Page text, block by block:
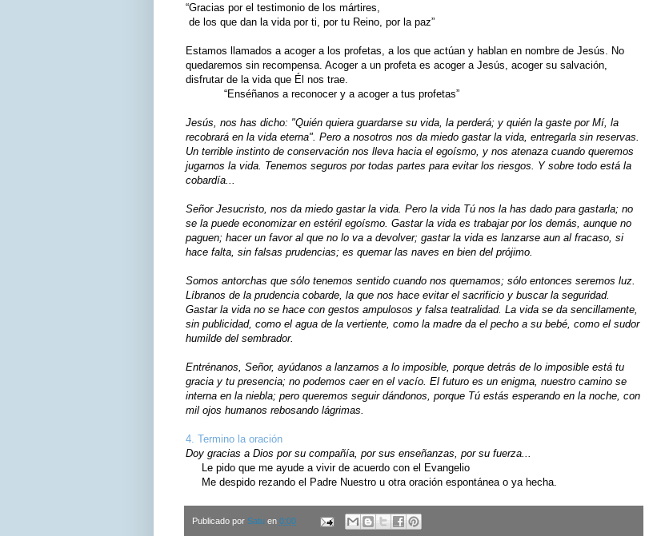
“Gracias por el testimonio de los mártires,
de los que dan la vida por ti, por tu Reino, por la paz”
Estamos llamados a acoger a los profetas, a los que actúan y hablan en nombre de Jesús. No
quedaremos sin recompensa. Acoger a un profeta es acoger a Jesús, acoger su salvación,
disfrutar de la vida que Él nos trae.
“Enséñanos a reconocer y a acoger a tus profetas”
Jesús, nos has dicho: "Quién quiera guardarse su vida, la perderá; y quién la gaste por Mí, la
recobrará en la vida eterna". Pero a nosotros nos da miedo gastar la vida, entregarla sin reservas.
Un terrible instinto de conservación nos lleva hacia el egoísmo, y nos atenaza cuando queremos
jugarnos la vida. Tenemos seguros por todas partes para evitar los riesgos. Y sobre todo está la
cobardía...
Señor Jesucristo, nos da miedo gastar la vida. Pero la vida Tú nos la has dado para gastarla; no
se la puede economizar en estéril egoísmo. Gastar la vida es trabajar por los demás, aunque no
paguen; hacer un favor al que no lo va a devolver; gastar la vida es lanzarse aun al fracaso, si
hace falta, sin falsas prudencias; es quemar las naves en bien del prójimo.
Somos antorchas que sólo tenemos sentido cuando nos quemamos; sólo entonces seremos luz.
Líbranos de la prudencia cobarde, la que nos hace evitar el sacrificio y buscar la seguridad.
Gastar la vida no se hace con gestos ampulosos y falsa teatralidad. La vida se da sencillamente,
sin publicidad, como el agua de la vertiente, como la madre da el pecho a su bebé, como el sudor
humilde del sembrador.
Entrénanos, Señor, ayúdanos a lanzarnos a lo imposible, porque detrás de lo imposible está tu
gracia y tu presencia; no podemos caer en el vacío. El futuro es un enigma, nuestro camino se
interna en la niebla; pero queremos seguir dándonos, porque Tú estás esperando en la noche, con
mil ojos humanos rebosando lágrimas.
4. Termino la oración
Doy gracias a Dios por su compañía, por sus enseñanzas, por su fuerza...
Le pido que me ayude a vivir de acuerdo con el Evangelio
Me despido rezando el Padre Nuestro u otra oración espontánea o ya hecha.
Publicado por Satu en 0:00